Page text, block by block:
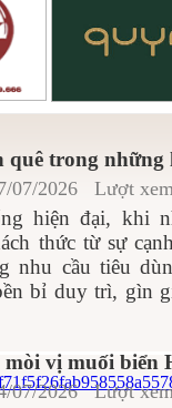
quê trong
07/2026 Lượt
hiện đại, khi
thức từ sự
nhu cầu tiêu
bỉ duy trì, gìn
mòi vị muối biển
07/2026 Lượt